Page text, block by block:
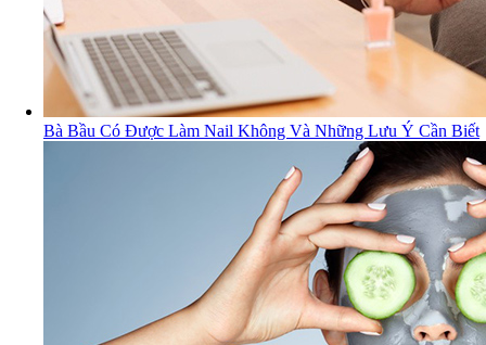
Bà Bầu Có Được Làm Nail Không Và Những Lưu Ý Cần Biết